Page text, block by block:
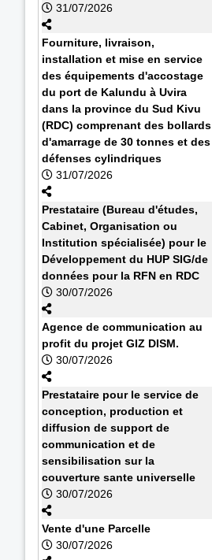
31/07/2026
Fourniture, livraison,
installation et mise en service
des équipements d'accostage
du port de Kalundu à Uvira
dans la province du Sud Kivu
(RDC) comprenant des bollards
d'amarrage de 30 tonnes et des
défenses cylindriques
31/07/2026
Prestataire (Bureau d'études,
Cabinet, Organisation ou
Institution spécialisée) pour le
Développement du HUP SIG/de
données pour la RFN en RDC
30/07/2026
Agence de communication au
profit du projet GIZ DISM.
30/07/2026
Prestataire pour le service de
conception, production et
diffusion de support de
communication et de
sensibilisation sur la
couverture sante universelle
30/07/2026
Vente d'une Parcelle
30/07/2026